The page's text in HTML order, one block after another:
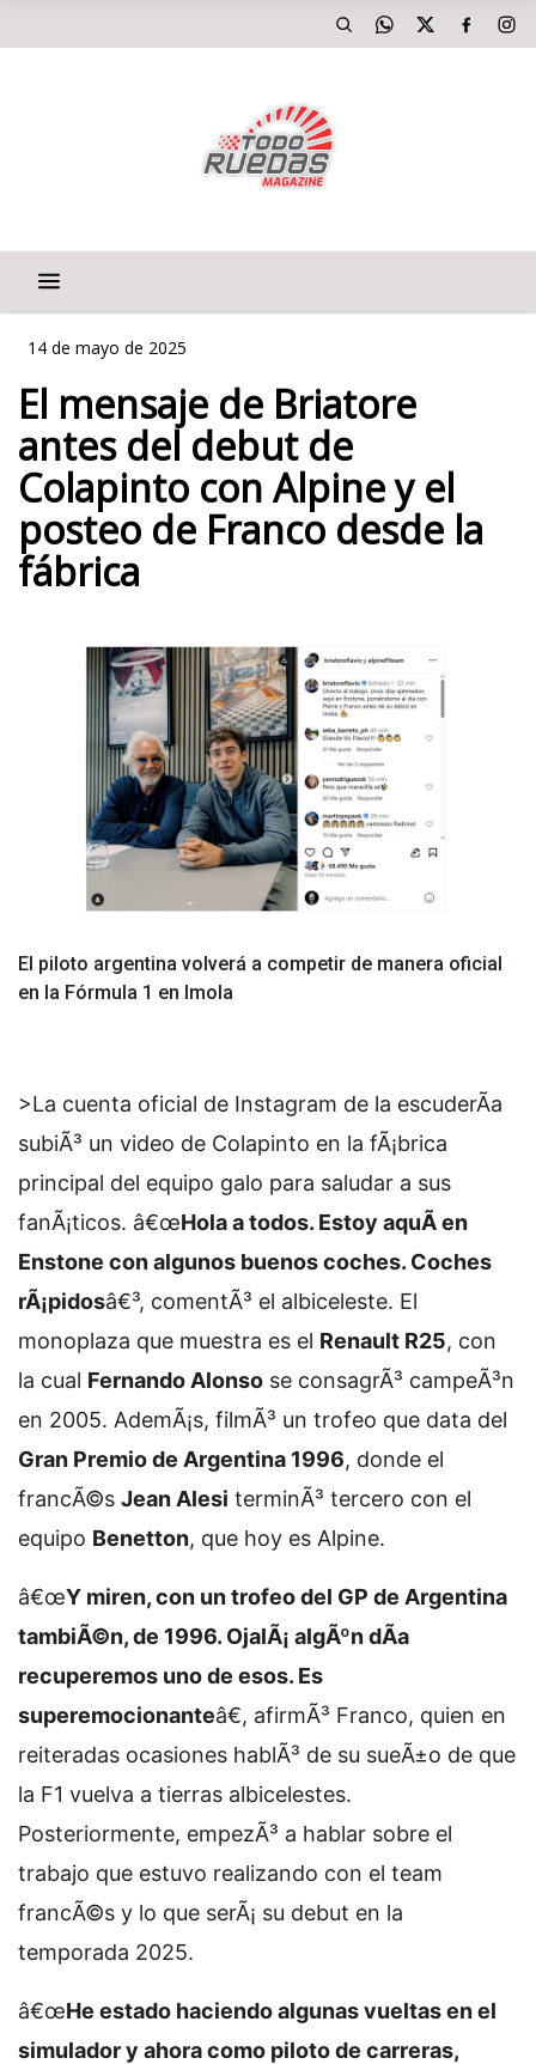
14 de mayo de 2025
El mensaje de Briatore
antes del debut de
Colapinto con Alpine y el
posteo de Franco desde la
fábrica
El piloto argentina volverá a competir de manera oficial
en la Fórmula 1 en Imola
>La cuenta oficial de Instagram de la escuderÃ­a
subiÃ³ un video de Colapinto en la fÃ¡brica
principal del equipo galo para saludar a sus
fanÃ¡ticos. â€œHola a todos. Estoy aquÃ­ en
Enstone con algunos buenos coches. Coches
rÃ¡pidosâ€³, comentÃ³ el albiceleste. El
monoplaza que muestra es el Renault R25, con
la cual Fernando Alonso se consagrÃ³ campeÃ³n
en 2005. AdemÃ¡s, filmÃ³ un trofeo que data del
Gran Premio de Argentina 1996, donde el
francÃ©s Jean Alesi terminÃ³ tercero con el
equipo Benetton, que hoy es Alpine.
â€œY miren, con un trofeo del GP de Argentina
tambiÃ©n, de 1996. OjalÃ¡ algÃºn dÃ­a
recuperemos uno de esos. Es
superemocionanteâ€, afirmÃ³ Franco, quien en
reiteradas ocasiones hablÃ³ de su sueÃ±o de que
la F1 vuelva a tierras albicelestes.
Posteriormente, empezÃ³ a hablar sobre el
trabajo que estuvo realizando con el team
francÃ©s y lo que serÃ¡ su debut en la
temporada 2025.
â€œHe estado haciendo algunas vueltas en el
simulador y ahora como piloto de carreras,